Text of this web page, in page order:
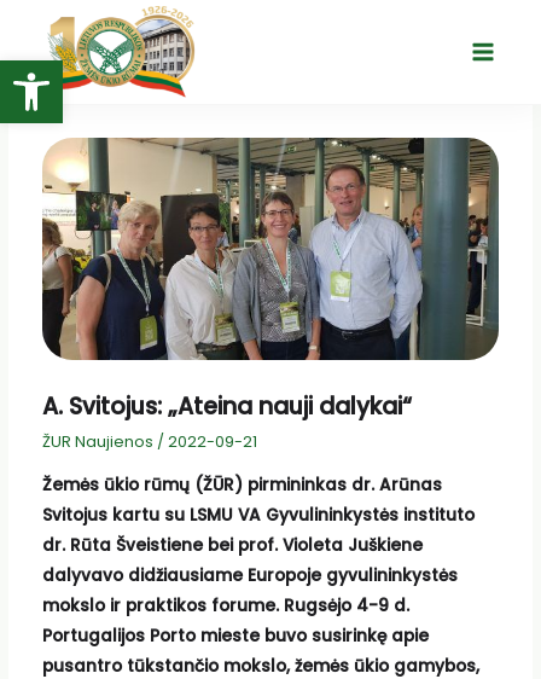
Open toolbar
turinio
Main
A. Svitojus: „Ateina nauji dalykai“
ŽUR Naujienos / 2022-09-21
Žemės ūkio rūmų (ŽŪR) pirmininkas dr. Arūnas
Svitojus kartu su LSMU VA Gyvulininkystės instituto
dr. Rūta Šveistiene bei prof. Violeta Juškiene
dalyvavo didžiausiame Europoje gyvulininkystės
mokslo ir praktikos forume. Rugsėjo 4-9 d.
Portugalijos Porto mieste buvo susirinkę apie
pusantro tūkstančio mokslo, žemės ūkio gamybos,